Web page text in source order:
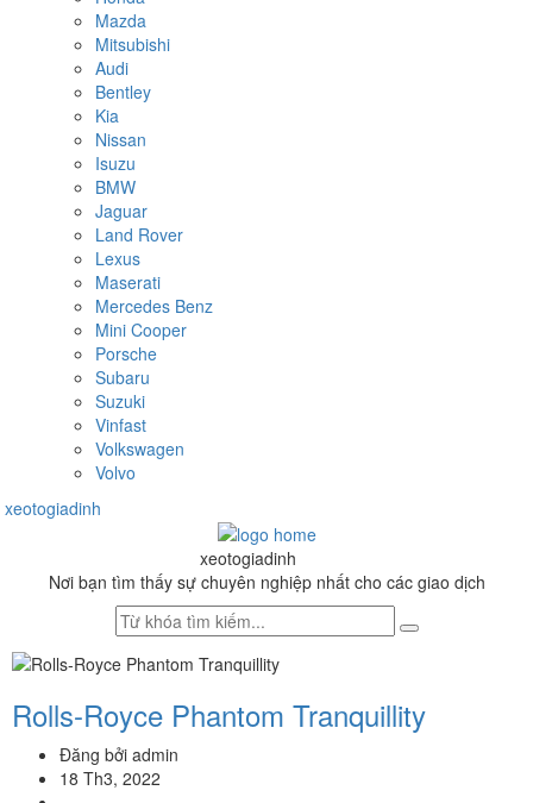
Mazda
Mitsubishi
Audi
Bentley
Kia
Nissan
Isuzu
BMW
Jaguar
Land Rover
Lexus
Maserati
Mercedes Benz
Mini Cooper
Porsche
Subaru
Suzuki
Vinfast
Volkswagen
Volvo
xeotogiadinh
navigation
content
xeotogiadinh
Nơi bạn tìm thấy sự chuyên nghiệp nhất cho các giao dịch
Rolls-Royce Phantom Tranquillity
Đăng bởi admin
18 Th3, 2022